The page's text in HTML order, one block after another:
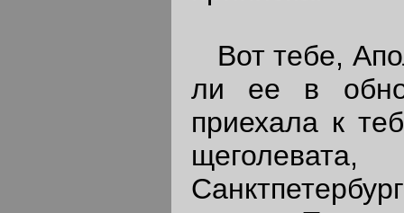
Вот тебе,
ли ее в
приехала к